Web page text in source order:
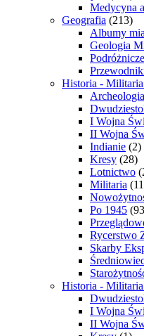
Medycyna
Geografia (213)
Albumy
Geologia
Podróżnicze
Historia -
Archeologia
I Wojna
II Wojna
Indianie (2)
Kresy (28)
Lotnictwo
Militaria
Po 1945
Rycerstwo
Skarby
Historia -
I Wojna
II Wojna